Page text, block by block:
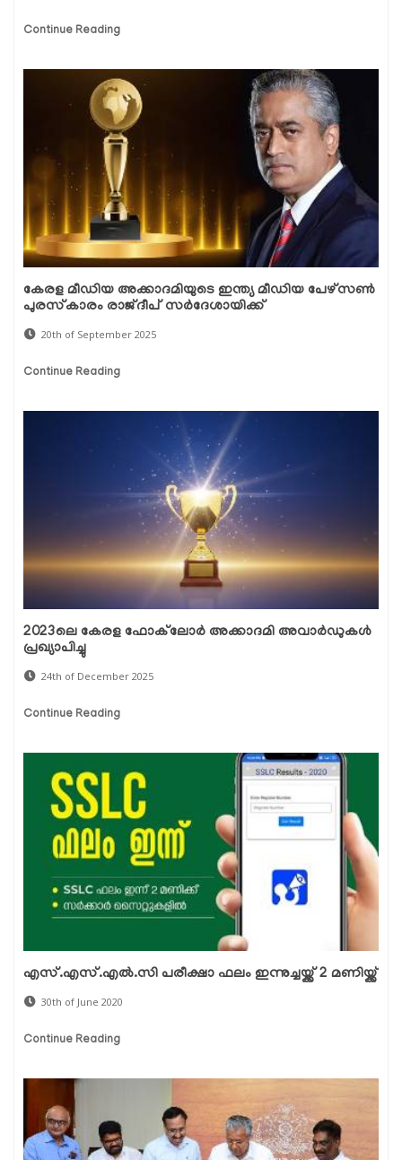
Continue Reading
കേരള മീഡിയ അക്കാദമിയുടെ ഇന്ത്യ മീഡിയ പേഴ്സൺ
പുരസ്‌കാരം രാജ്ദീപ് സർദേശായിക്ക്
20th of September 2025
Continue Reading
2023ലെ കേരള ഫോക്‌ലോർ അക്കാദമി അവാർഡുകൾ
പ്രഖ്യാപിച്ചു
24th of December 2025
Continue Reading
എസ്.എസ്.എല്‍.സി പരീക്ഷാ ഫലം ഇന്നുച്ചയ്ക്ക് 2 മണിയ്ക്ക്
30th of June 2020
Continue Reading